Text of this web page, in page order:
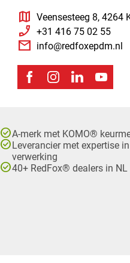
map Veensesteeg 8, 4264
phone_enabled +31 416 75 02 55
mail info@redfoxepdm.nl
check_circleA-merk met KOMO®
check_circleLeverancier met expertise
verwerking
check_circle40+ RedFox® dealers in NL